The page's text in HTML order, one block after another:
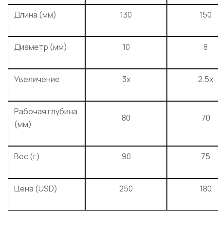
Длина (мм) 130 150
Диаметр (мм) 10 8
Увеличение 3x 2.5x
Рабочая глубина
(мм)
80 70
Вес (г) 90 75
Цена (USD) 250 180